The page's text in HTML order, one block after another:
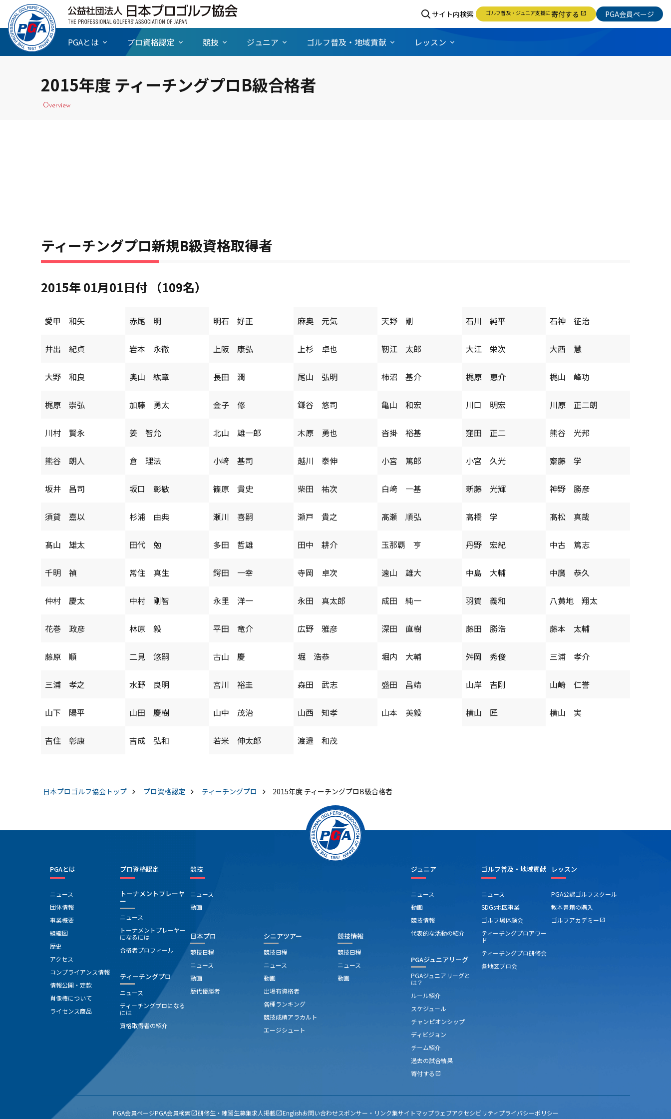
サイト内検索 ゴルフ普及・ジュニア支援に 寄付する open_in_new PGA会員ページ
PGAとは プロ資格認定 競技 ジュニア ゴルフ普及・地域貢献 レッスン
2015年度 ティーチングプロB級合格者
Overview
ティーチングプロ新規B級資格取得者
2015年 01月01日付 （109名）
愛甲 和矢 赤尾 明 明石 好正 麻奥 元気 天野 剛 石川 純平 石神 征治
井出 紀貞 岩本 永徹 上阪 康弘 上杉 卓也 靭江 太郎 大江 栄次 大西 慧
大野 和良 奥山 紘章 長田 潤 尾山 弘明 柿沼 基介 梶原 恵介 梶山 峰功
梶原 崇弘 加藤 勇太 金子 修 鎌谷 悠司 亀山 和宏 川口 明宏 川原 正二朗
川村 賢永 姜 智允 北山 雄一郎 木原 勇也 沓掛 裕基 窪田 正二 熊谷 光邦
熊谷 朗人 倉 理法 小﨑 基司 越川 泰伸 小宮 篤郎 小宮 久光 齋藤 学
坂井 昌司 坂口 彰敏 篠原 貴史 柴田 祐次 白﨑 一基 新藤 光輝 神野 勝彦
須貸 嘉以 杉浦 由典 瀬川 喜嗣 瀬戸 貴之 髙瀬 順弘 高橋 学 髙松 真哉
髙山 雄太 田代 勉 多田 哲雄 田中 耕介 玉那覇 亨 丹野 宏紀 中古 篤志
千明 禎 常住 真生 鍔田 一幸 寺岡 卓次 遠山 雄大 中島 大輔 中廣 恭久
仲村 慶太 中村 剛智 永里 洋一 永田 真太郎 成田 純一 羽賀 義和 八黄地 翔太
花巻 政彦 林原 毅 平田 竜介 広野 雅彦 深田 直樹 藤田 勝浩 藤本 太輔
藤原 順 二見 悠嗣 古山 慶 堀 浩恭 堀内 大輔 舛岡 秀俊 三浦 孝介
三浦 孝之 水野 良明 宮川 裕圭 森田 武志 盛田 昌靖 山岸 吉剛 山崎 仁誉
山下 陽平 山田 慶樹 山中 茂治 山西 知孝 山本 英毅 横山 匠 横山 実
吉住 彰康 吉成 弘和 若米 伸太郎 渡邉 和茂
日本プロゴルフ協会 トップ プロ資格認定 ティーチングプロ 2015年度 ティーチングプロB級合格者
PGAとは
ニュース
団体情報
事業概要
組織図
歴史
アクセス
コンプライアンス情報
情報公開・定款
肖像権について
ライセンス商品
プロ資格認定
トーナメントプレーヤ
ー
ニュース
トーナメントプレーヤー
になるには
合格者プロフィール
ティーチングプロ
ニュース
ティーチングプロになる
には
資格取得者の紹介
競技
ニュース
動画
日本プロ
競技日程
ニュース
動画
歴代優勝者
シニアツアー
競技日程
ニュース
動画
出場有資格者
各種ランキング
競技成績アラカルト
エージシュート
競技情報
競技日程
ニュース
動画
ジュニア
ニュース
動画
競技情報
代表的な活動の紹介
PGAジュニアリーグ
PGAジュニアリーグと
は？
ルール紹介
スケジュール
チャンピオンシップ
ディビジョン
チーム紹介
過去の試合結果
寄付する open_in_new
ゴルフ普及・地域貢献
ニュース
SDGs地区事業
ゴルフ場体験会
ティーチングプロアワー
ド
ティーチングプロ研修会
各地区プロ会
レッスン
PGA公認ゴルフスクール
教本書籍の購入
ゴルフアカデミー open_in_new
PGA会員ページPGA会員検索open_in_new研修生・練習生募集求人掲載open_in_newEnglishお問い合わせスポンサー・リンク集サイトマップウェブアクセシビリティプライバシーポリシー